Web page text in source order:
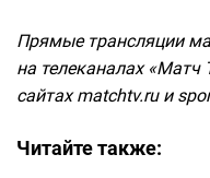
Прямые трансляции
на телеканалах
сайтах matchtv.ru и
Читайте также: